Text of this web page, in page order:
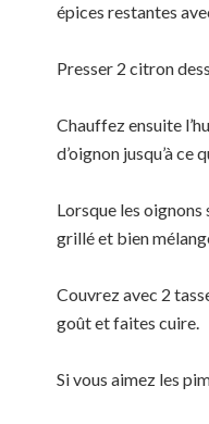
épices restantes
Presser 2 citron
Chauffez ensuite
d’oignon jusqu’à ce
Lorsque les
grillé et bien
Couvrez avec 2
goût et faites cuire.
Si vous aimez les